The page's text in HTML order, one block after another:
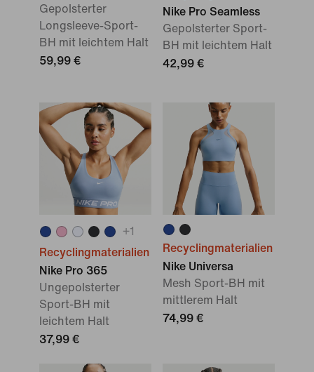
Gepolsterter
Longsleeve-Sport-
BH mit leichtem Halt
59,99 €
Nike Pro Seamless
Gepolsterter Sport-
BH mit leichtem Halt
42,99 €
+1
Recyclingmaterialien
Nike Pro 365
Ungepolsterter
Sport-BH mit
leichtem Halt
37,99 €
Recyclingmaterialien
Nike Universa
Mesh Sport-BH mit
mittlerem Halt
74,99 €